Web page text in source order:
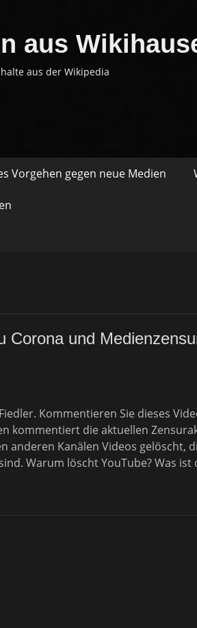
aus
aus der Wikipedia
Vorgehen gegen neue Medien
Corona und
Kommentieren Sie dieses
kommentiert die aktuellen
anderen Kanälen Videos gelöscht,
Warum löscht YouTube? Was ist